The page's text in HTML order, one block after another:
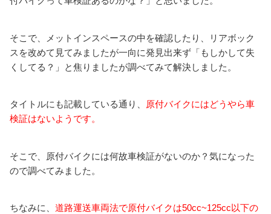
そこで、メットインスペースの中を確認したり、リアボック
スを改めて見てみましたが一向に発見出来ず「もしかして失
くしてる？」と焦りましたが調べてみて解決しました。
タイトルにも記載している通り、
原付バイクにはどうやら車
検証はないようです。
そこで、原付バイクには何故車検証がないのか？気になった
ので調べてみました。
ちなみに、 道路運送車両法で原付バイクは50cc~125cc以下の